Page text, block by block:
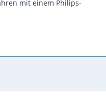
mit einem Philips-